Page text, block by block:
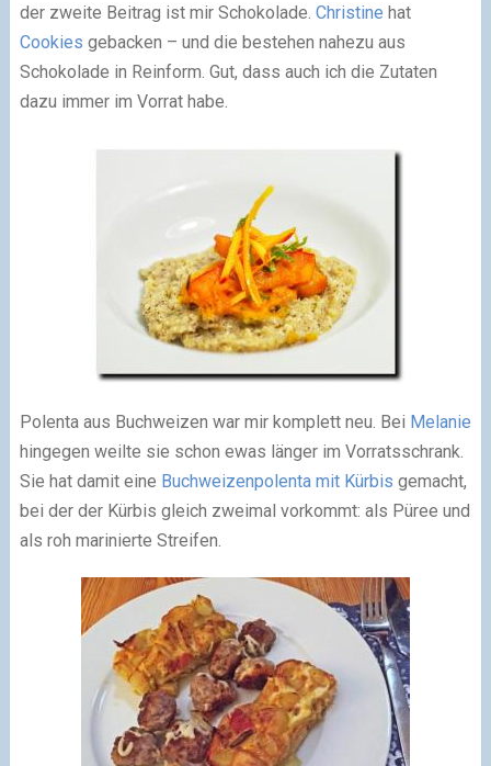
der zweite Beitrag ist mir Schokolade. Christine hat
Cookies gebacken – und die bestehen nahezu aus
Schokolade in Reinform. Gut, dass auch ich die Zutaten
dazu immer im Vorrat habe.
Polenta aus Buchweizen war mir komplett neu. Bei Melanie
hingegen weilte sie schon ewas länger im Vorratsschrank.
Sie hat damit eine Buchweizenpolenta mit Kürbis gemacht,
bei der der Kürbis gleich zweimal vorkommt: als Püree und
als roh marinierte Streifen.